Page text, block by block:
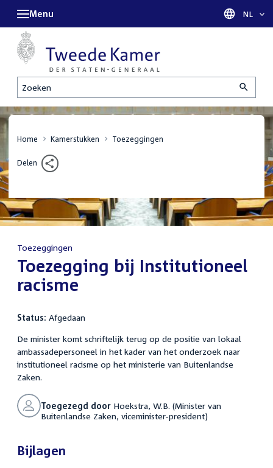
Zoeken
Menu Taal
NL
Home Kamerstukken Toezeggingen
Delen
Toezeggingen
:Toezegging bij Institutioneel
racisme
Status: Afgedaan
De minister komt schriftelijk terug op de positie van lokaal
ambassadepersoneel in het kader van het onderzoek naar
institutioneel racisme op het ministerie van Buitenlandse
Zaken.
Toegezegd doorHoekstra, W.B. (Minister van
Buitenlandse Zaken, viceminister-president)
Bijlagen